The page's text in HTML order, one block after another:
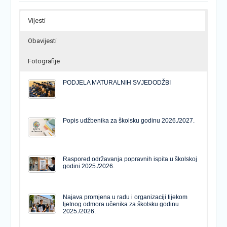
Vijesti
Obavijesti
Fotografije
PODJELA MATURALNIH SVJEDODŽBI
Popis udžbenika za školsku godinu 2026./2027.
Raspored održavanja popravnih ispita u školskoj
godini 2025./2026.
Najava promjena u radu i organizaciji tijekom
ljetnog odmora učenika za školsku godinu
2025./2026.